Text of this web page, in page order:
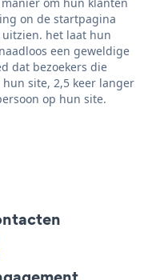
on de startpagina
het laat hun
een geweldige
dat bezoekers die
site, 2,5 keer langer
op hun site.